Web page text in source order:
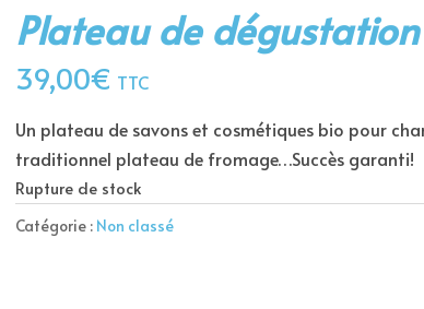
Plateau de dégustation
39,00€ TTC
Un plateau de savons et cosmétiques bio pour
traditionnel plateau de fromage…Succès garanti!
Rupture de stock
Catégorie : Non classé